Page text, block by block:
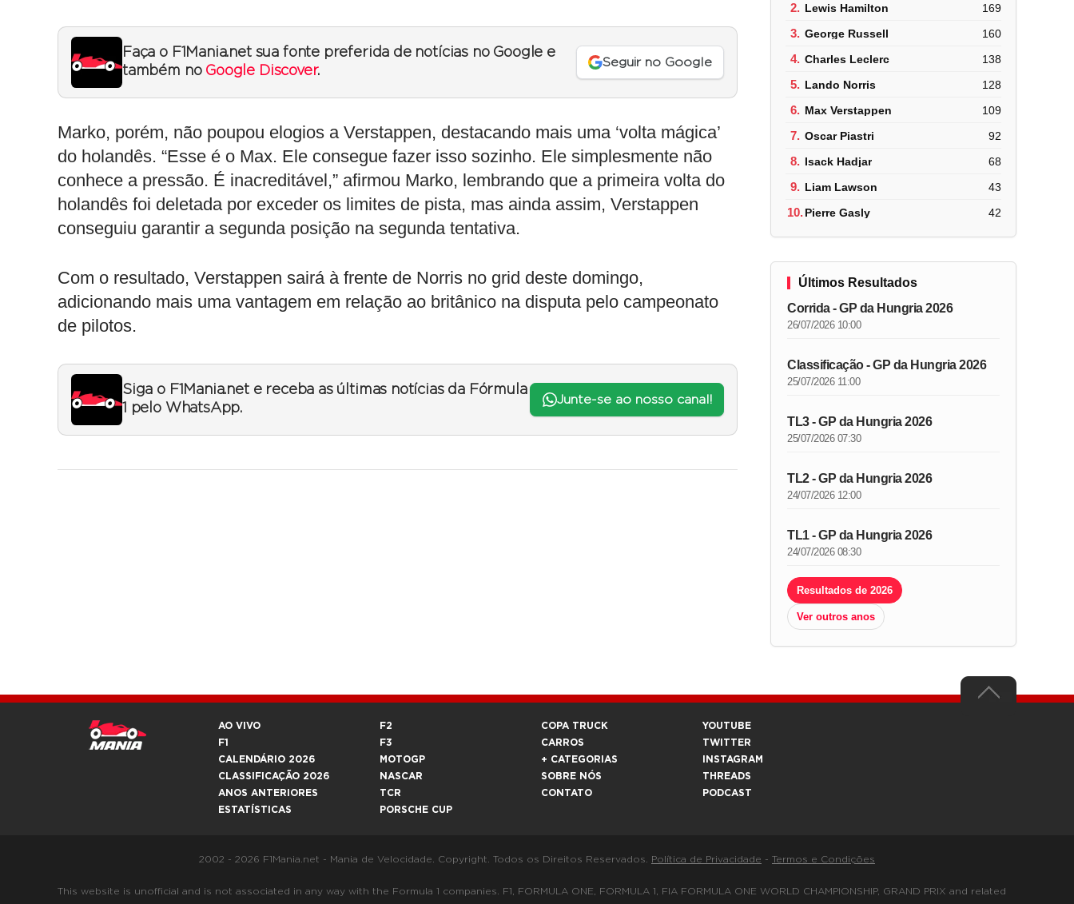
Faça o F1Mania.net sua fonte preferida de notícias no Google e
também no Google Discover.
Seguir no Google
Marko, porém, não poupou elogios a Verstappen, destacando mais uma ‘volta mágica’
do holandês. “Esse é o Max. Ele consegue fazer isso sozinho. Ele simplesmente não
conhece a pressão. É inacreditável,” afirmou Marko, lembrando que a primeira volta do
holandês foi deletada por exceder os limites de pista, mas ainda assim, Verstappen
conseguiu garantir a segunda posição na segunda tentativa.
Com o resultado, Verstappen sairá à frente de Norris no grid deste domingo,
adicionando mais uma vantagem em relação ao britânico na disputa pelo campeonato
de pilotos.
Siga o F1Mania.net e receba as últimas notícias da Fórmula
1 pelo WhatsApp.
Junte-se ao nosso canal!
2. Lewis Hamilton 169
3. George Russell 160
4. Charles Leclerc 138
5. Lando Norris 128
6. Max Verstappen 109
7. Oscar Piastri 92
8. Isack Hadjar 68
9. Liam Lawson 43
10.Pierre Gasly 42
Últimos Resultados
Corrida - GP da Hungria 2026
26/07/2026 10:00
Classificação - GP da Hungria 2026
25/07/2026 11:00
TL3 - GP da Hungria 2026
25/07/2026 07:30
TL2 - GP da Hungria 2026
24/07/2026 12:00
TL1 - GP da Hungria 2026
24/07/2026 08:30
Resultados de 2026
Ver outros anos
AO VIVO
F1
CALENDÁRIO 2026
CLASSIFICAÇÃO 2026
ANOS ANTERIORES
ESTATÍSTICAS
F2
F3
MOTOGP
NASCAR
TCR
PORSCHE CUP
COPA TRUCK
CARROS
+ CATEGORIAS
SOBRE NÓS
CONTATO
YOUTUBE
TWITTER
INSTAGRAM
THREADS
PODCAST
2002 - 2026 F1Mania.net - Mania de Velocidade. Copyright. Todos os Direitos Reservados. Política de Privacidade - Termos e Condições
This website is unofficial and is not associated in any way with the Formula 1 companies. F1, FORMULA ONE, FORMULA 1, FIA FORMULA ONE WORLD CHAMPIONSHIP, GRAND PRIX and related